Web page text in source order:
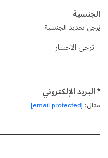
الجنسية
يُرجى تحديد الجنسية
يُرجى الاختيار
* البريد الإلكتروني
مثال: [email protected]